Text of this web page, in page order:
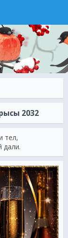
2032
тел,
дали.